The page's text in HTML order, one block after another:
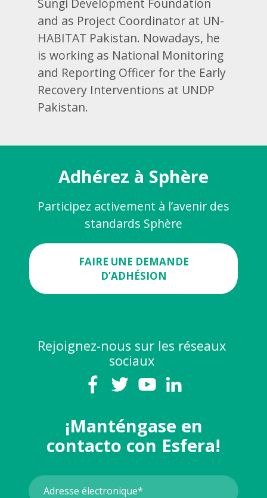
and as Project Coordinator at UN-
HABITAT Pakistan. Nowadays, he
is working as National Monitoring
and Reporting Officer for the Early
Recovery Interventions at UNDP
Pakistan.
Adhérez à Sphère
Participez activement à l’avenir des
standards Sphère
FAIRE UNE DEMANDE
D’ADHÉSION
Rejoignez-nous sur les réseaux
sociaux
¡Manténgase en
contacto con Esfera!